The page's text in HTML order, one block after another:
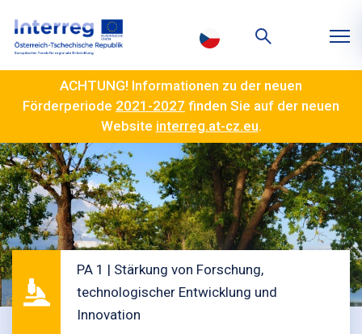
ACHTUNG! Informationen zu der neuen
Förderperiode 2021-2027 finden Sie auf der neuen
Website interreg.at-cz.eu.
PA 1 | Stärkung von Forschung,
technologischer Entwicklung und
Innovation